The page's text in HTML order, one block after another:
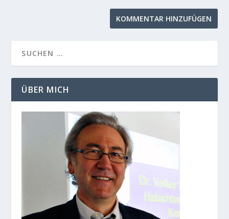
ÜBER MICH